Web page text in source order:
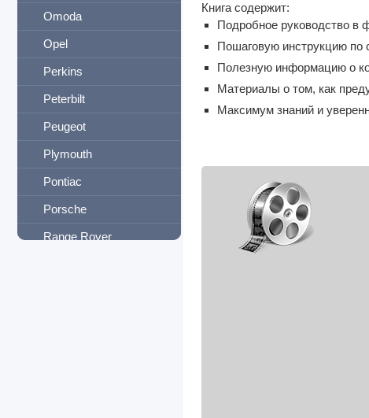
Omoda
Opel
Perkins
Peterbilt
Peugeot
Plymouth
Pontiac
Porsche
Range Rover
Книга содержит:
Подробное руководство в
Пошаговую инструкцию по
Полезную информацию о
Материалы о том, как
Максимум знаний и